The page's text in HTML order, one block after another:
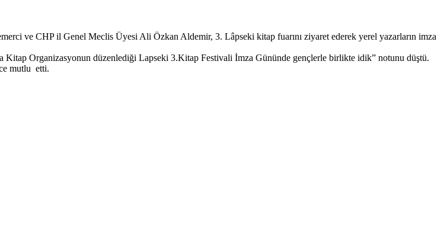
ve CHP il Genel Meclis Üyesi Ali Özkan Aldemir, 3. Lâpseki kitap fuarını ziyaret ederek yerel yazarların imza
Kitap Organizasyonun düzenlediği Lapseki 3.Kitap Festivali İmza Gününde gençlerle birlikte idik” notunu düştü.
mutlu etti.